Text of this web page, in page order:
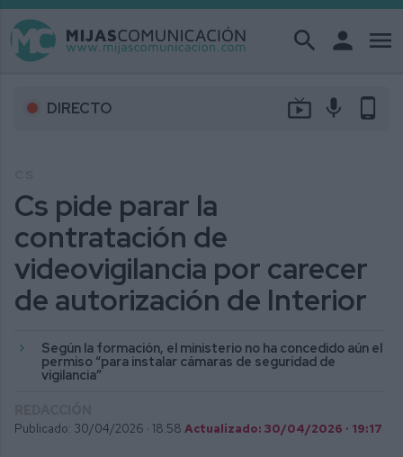
search person menu
DIRECTO live_tv mic phone_android
Cs pide parar la
contratación de
videovigilancia por carecer
de autorización de Interior
Según la formación, el ministerio no ha concedido aún el
permiso “para instalar cámaras de seguridad de
vigilancia”
Publicado: 30/04/2026 · 18:58 Actualizado: 30/04/2026 · 19:17